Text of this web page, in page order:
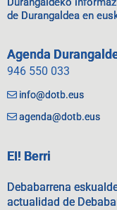
de Durangaldea en
Agenda
946 550 033
info@dotb.eus
agenda@dotb.eus
EI! Berri
Debabarrena
actualidad de